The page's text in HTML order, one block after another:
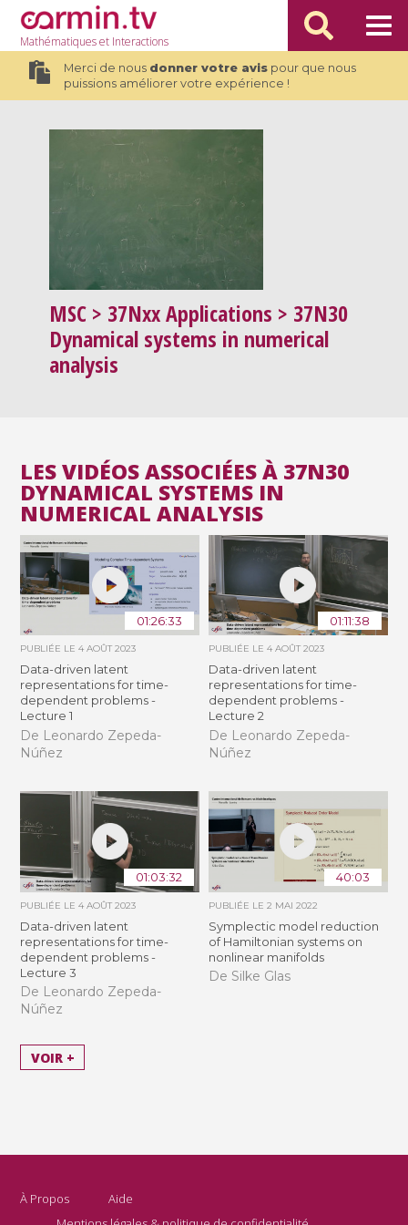
Mathématiqueset Interactions
Merci de nous donner votre avispour que nous
puissions améliorer votre expérience !
MSC > 37Nxx Applications > 37N30
Dynamical systems in numerical
analysis
LES VIDÉOS ASSOCIÉES À 37N30
DYNAMICAL SYSTEMS IN
NUMERICAL ANALYSIS
01:26:33
PUBLIÉE LE4 AOÛT 2023
Data-driven latent
representations for time-
dependent problems -
Lecture 1
De Leonardo Zepeda-
Núñez
01:11:38
PUBLIÉE LE 4 AOÛT 2023
Data-driven latent
representations for time-
dependent problems -
Lecture 2
De Leonardo Zepeda-
Núñez
01:03:32
PUBLIÉE LE4 AOÛT 2023
Data-driven latent
representations for time-
dependent problems -
Lecture 3
De Leonardo Zepeda-
Núñez
40:03
PUBLIÉE LE 2 MAI 2022
Symplectic model reduction
of Hamiltonian systems on
nonlinear manifolds
De Silke Glas
VOIR +
À Propos
Aide